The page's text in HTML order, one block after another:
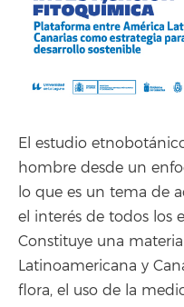
El estudio
hombre desde un
lo que es un tema de
el interés de todos los
Constituye una
Latinoamericana y
flora, el uso de la